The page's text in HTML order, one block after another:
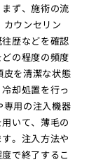
ず、施術の流
ウンセリン
歴などを確認
の程度の頻度
皮を清潔な状態
却処置を行っ
専用の注入機器
いて、薄毛の
。注入方法や
で終了するこ